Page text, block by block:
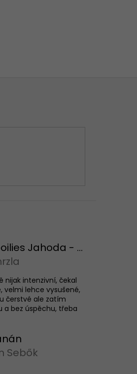
Chytací boilies Jahoda - testovací balení
je 4 z 5 hvězdiček.
nijak intenzivní, čekal
velmi lehce vysušené,
čerstvé ale zatím
a bez úspěchu, třeba
je 5 z 5 hvězdiček.
Sebők